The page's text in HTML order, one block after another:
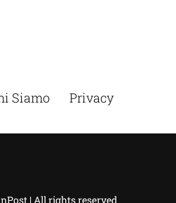
Siamo
Privacy
| All rights reserved